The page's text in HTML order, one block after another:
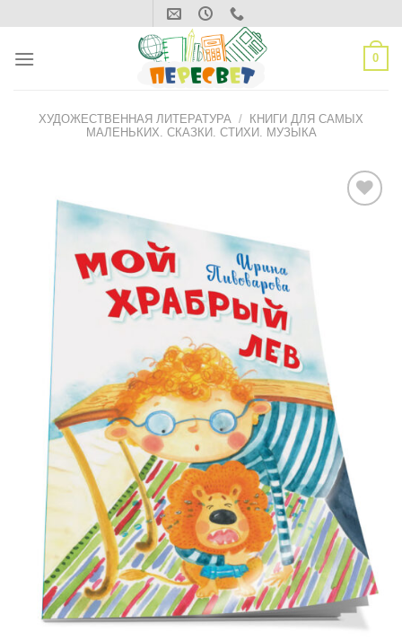
content
0
ХУДОЖЕСТВЕННАЯ ЛИТЕРАТУРА /
КНИГИ ДЛЯ САМЫХ
МАЛЕНЬКИХ. СКАЗКИ. СТИХИ. МУЗЫКА
В СПИСОК
ЖЕЛАНИЙ